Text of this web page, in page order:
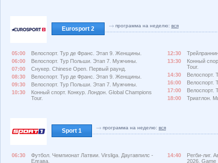
Eurosport 2 программа на неделю: вся
05:00
Велоспорт. Тур де Франс. Этап 9. Женщины.
06:00
Велоспорт. Тур Польши. Этап 7. Мужчины.
07:00
Снукер. Chinese Open. Первый раунд.
08:30
Велоспорт. Тур де Франс. Этап 9. Женщины.
09:30
Велоспорт. Тур Польши. Этап 7. Мужчины.
10:30
Конный спорт. Конкур. Лондон. Global Champions
Tour.
12:30
13:30
Конный
Tour.
14:30
Велоспорт.
16:00
Велоспорт.
17:00
Велоспорт.
18:00
Триатлон.
Sport 1 программа на неделю: вся
06:30
Футбол. Чемпионат Латвии. Virsliga. Даугавпилс -
Елгава.
14:40
Регби-лиг.
2026. Game